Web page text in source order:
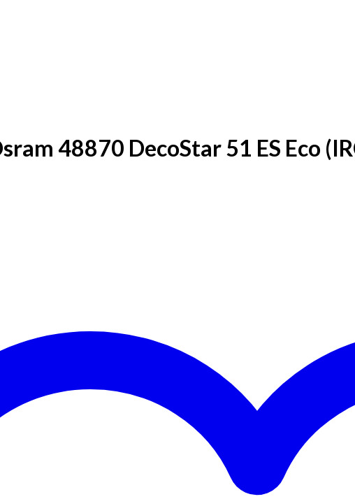
48870 DecoStar 51 ES Eco